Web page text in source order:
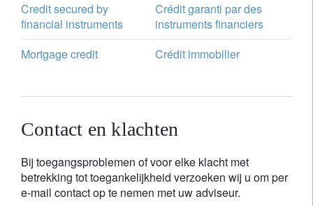
Credit secured by
financial instruments
Crédit garanti par des
instruments financiers
Mortgage credit
Crédit immobilier
Contact en klachten
Bij toegangsproblemen of voor elke klacht met
betrekking tot toegankelijkheid verzoeken wij u om per
e‑mail contact op te nemen met uw adviseur.